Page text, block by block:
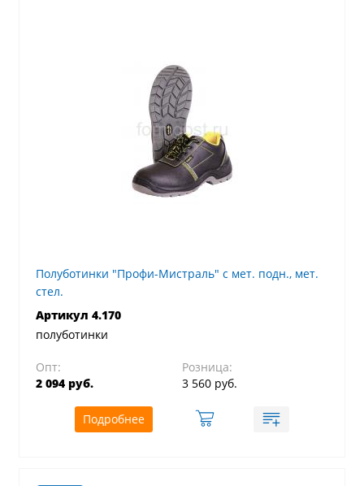
Полуботинки "Профи-Мистраль" с мет. подн., мет.
стел.
Артикул 4.170
полуботинки
Опт:
2 094 руб.
Розница:
3 560 руб.
Подробнее